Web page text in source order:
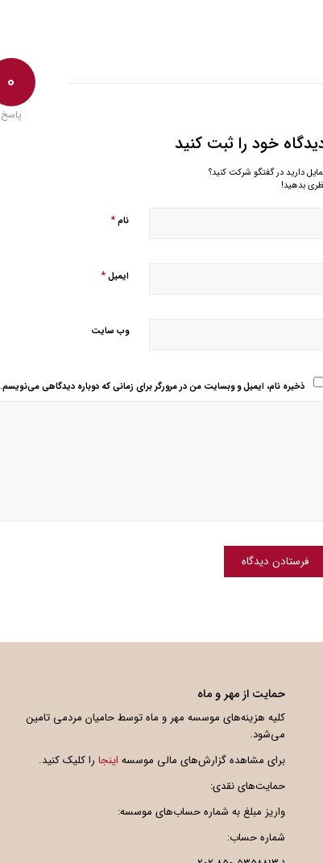
0
پاسخ
خود را ثبت کنید
دارید در گفتگو شرکت کنید؟
بدهید!
نام*
ایمیل*
وب‌ سایت
ذخیره نام، ایمیل و وبسایت من در مرورگر برای زمانی که دوباره دیدگاهی می‌نویسم.
حمایت از مهر و ماه
کلیه هزینه‌های موسسه مهر و ماه توسط حامیان مردمی تامین
می‌شود.
برای مشاهده گزارش‌های مالی موسسه اینجارا کلیک کنید.
حمایت‌های نقدی:
واریز مبلغ به شماره حساب‌های موسسه:
شماره حساب: